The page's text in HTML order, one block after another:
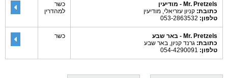
Mr. Pretzels - מודיעין
כתובת: קניון עזריאלי, מודיעין
טלפון:
כשר
למהדרין
Mr. Pretzels - באר שבע
כתובת: גרנד קניון, באר שבע
טלפון:
כשר